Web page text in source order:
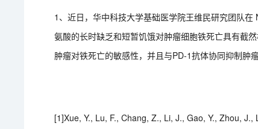
1、近日，华中科技大学基础医学院王维民研究团队
氨酸的长时缺乏和短暂饥饿对肿瘤细胞铁死亡具有截
肿瘤对铁死亡的敏感性，并且与PD-1抗体协同抑制肿
[1]Xue, Y., Lu, F., Chang, Z., Li, J., Gao, Y., Zhou,